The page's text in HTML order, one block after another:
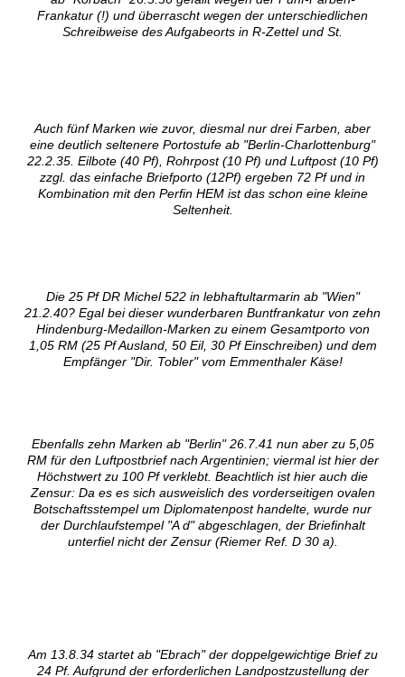
Frankatur (!) und überrascht wegen der unterschiedlichen
Schreibweise des Aufgabeorts in R-Zettel und St.
Auch fünf Marken wie zuvor, diesmal nur drei Farben, aber
eine deutlich seltenere Portostufe ab "Berlin-Charlottenburg"
22.2.35. Eilbote (40 Pf), Rohrpost (10 Pf) und Luftpost (10 Pf)
zzgl. das einfache Briefporto (12Pf) ergeben 72 Pf und in
Kombination mit den Perfin HEM ist das schon eine kleine
Seltenheit.
Die 25 Pf DR Michel 522 in lebhaftultarmarin ab "Wien"
21.2.40? Egal bei dieser wunderbaren Buntfrankatur von zehn
Hindenburg-Medaillon-Marken zu einem Gesamtporto von
1,05 RM (25 Pf Ausland, 50 Eil, 30 Pf Einschreiben) und dem
Empfänger "Dir. Tobler" vom Emmenthaler Käse!
Ebenfalls zehn Marken ab "Berlin" 26.7.41 nun aber zu 5,05
RM für den Luftpostbrief nach Argentinien; viermal ist hier der
Höchstwert zu 100 Pf verklebt. Beachtlich ist hier auch die
Zensur: Da es es sich ausweislich des vorderseitigen ovalen
Botschaftsstempel um Diplomatenpost handelte, wurde nur
der Durchlaufstempel "A d" abgeschlagen, der Briefinhalt
unterfiel nicht der Zensur (Riemer Ref. D 30 a).
Am 13.8.34 startet ab "Ebrach" der doppelgewichtige Brief zu
24 Pf. Aufgrund der erforderlichen Landpostzustellung der